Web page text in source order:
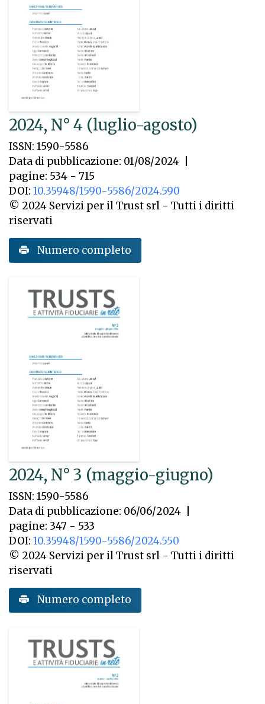
2024, N° 4 (luglio-agosto)
ISSN: 1590-5586
Data di pubblicazione: 01/08/2024
pagine: 534 - 715
DOI: 10.35948/1590-5586/2024.590
© 2024 Servizi per il Trust srl - Tutti i diritti
riservati
Numero completo
2024, N° 3 (maggio-giugno)
ISSN: 1590-5586
Data di pubblicazione: 06/06/2024
pagine: 347 - 533
DOI: 10.35948/1590-5586/2024.550
© 2024 Servizi per il Trust srl - Tutti i diritti
riservati
Numero completo